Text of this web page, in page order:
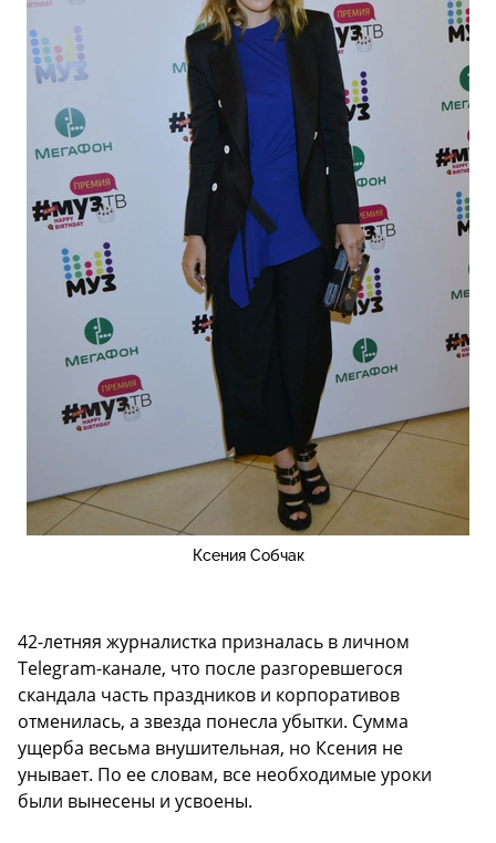
Ксения Собчак
42-летняя журналистка призналась в личном
Telegram-канале, что после разгоревшегося
скандала часть праздников и корпоративов
отменилась, а звезда понесла убытки. Сумма
ущерба весьма внушительная, но Ксения не
унывает. По ее словам, все необходимые уроки
были вынесены и усвоены.